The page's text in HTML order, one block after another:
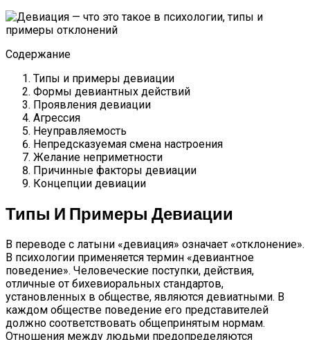
Содержание
Типы и примеры девиации
Формы девиантных действий
Проявления девиации
Агрессия
Неуправляемость
Непредсказуемая смена настроения
Желание неприметности
Причинные факторы девиации
Концепции девиации
Типы И Примеры Девиации
В переводе с латыни «девиация» означает «отклонение».
В психологии применяется термин «девиантное
поведение». Человеческие поступки, действия,
отличные от бихевиоральных стандартов,
установленных в обществе, являются девиатными. В
каждом обществе поведение его представителей
должно соответствовать общепринятым нормам.
Отношения между людьми предопределяются